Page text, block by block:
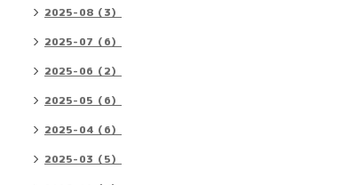
2025-08（3）
2025-07（6）
2025-06（2）
2025-05（6）
2025-04（6）
2025-03（5）